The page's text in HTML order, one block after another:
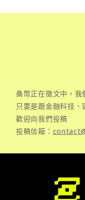
桑幣正在徵文中，我
只要是跟金融科技
歡迎向我們投稿
投稿信箱：